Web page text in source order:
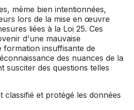
même bien intentionnées,
lors de la mise en œuvre
liées à la Loi 25. Ces
d'une mauvaise
insuffisante de
des nuances de la
susciter des questions telles
classifié et protégé les données